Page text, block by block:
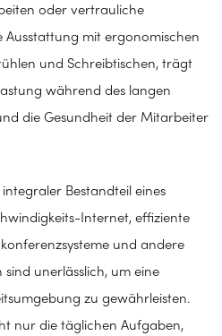
oder vertrauliche
Ausstattung mit ergonomischen
und Schreibtischen, trägt
während des langen
die Gesundheit der Mitarbeiter
integraler Bestandteil eines
Internet, effiziente
und andere
unerlässlich, um eine
zu gewährleisten.
nur die täglichen Aufgaben,